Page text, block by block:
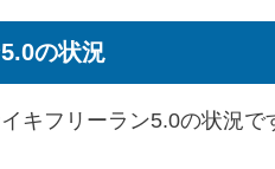
の状況
キフリーラン5.0の状況で